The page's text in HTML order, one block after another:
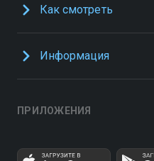
Как смотреть
Информация
ПРИЛОЖЕНИЯ